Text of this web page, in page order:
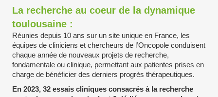
La recherche au coeur de la dynamique
toulousaine :
Réunies depuis 10 ans sur un site unique en France, les
équipes de cliniciens et chercheurs de l’Oncopole conduisent
chaque année de nouveaux projets de recherche,
fondamentale ou clinique, permettant aux patientes prises en
charge de bénéficier des derniers progrès thérapeutiques.
En 2023, 32 essais cliniques consacrés à la recherche